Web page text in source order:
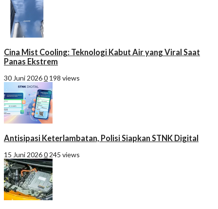
Cina Mist Cooling: Teknologi Kabut Air yang Viral Saat
Panas Ekstrem
30 Juni 20260 198 views
Antisipasi Keterlambatan, Polisi Siapkan STNK Digital
15 Juni 20260 245 views